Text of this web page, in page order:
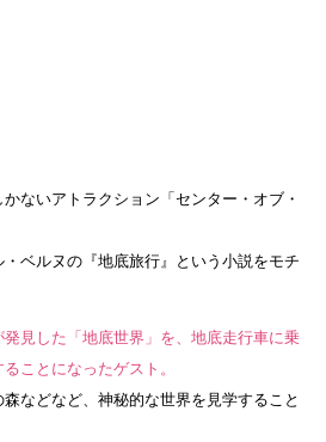
ないアトラクション「センター・オブ・
ベルヌの『地底旅行』という小説をモチ
見した「地底世界」を、地底走行車に乗
ことになったゲスト。
などなど、神秘的な世界を見学すること